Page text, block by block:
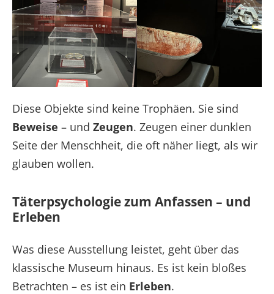
Diese Objekte sind keine Trophäen. Sie sind
Beweise – und Zeugen. Zeugen einer dunklen
Seite der Menschheit, die oft näher liegt, als wir
glauben wollen.
Täterpsychologie zum Anfassen – und
Erleben
Was diese Ausstellung leistet, geht über das
klassische Museum hinaus. Es ist kein bloßes
Betrachten – es ist ein Erleben.